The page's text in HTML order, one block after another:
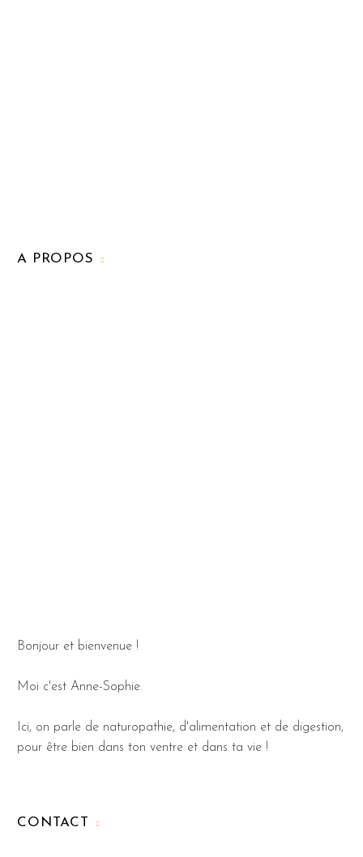
A PROPOS
Bonjour et bienvenue !
Moi c'est Anne-Sophie.
Ici, on parle de naturopathie, d'alimentation et de digestion,
pour être bien dans ton ventre et dans ta vie !
CONTACT